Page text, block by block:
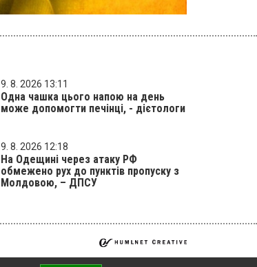
9. 8. 2026 13:11
Одна чашка цього напою на день
може допомогти печінці, - дієтологи
9. 8. 2026 12:18
На Одещині через атаку РФ
обмежено рух до пунктів пропуску з
Молдовою, – ДПСУ